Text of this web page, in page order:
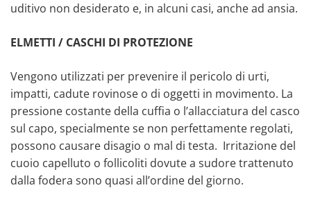
uditivo non desiderato e, in alcuni casi, anche ad ansia.
ELMETTI / CASCHI DI PROTEZIONE
Vengono utilizzati per prevenire il pericolo di urti,
impatti, cadute rovinose o di oggetti in movimento. La
pressione costante della cuffia o l’allacciatura del casco
sul capo, specialmente se non perfettamente regolati,
possono causare disagio o mal di testa. Irritazione del
cuoio capelluto o follicoliti dovute a sudore trattenuto
dalla fodera sono quasi all’ordine del giorno.